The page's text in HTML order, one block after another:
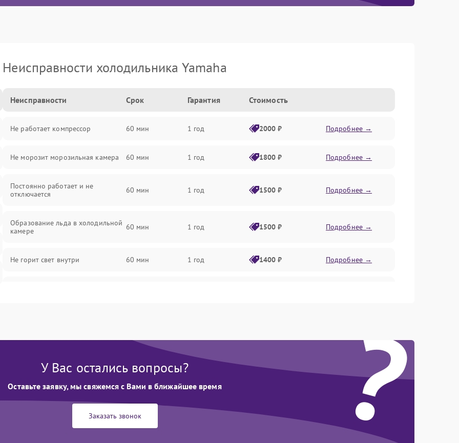
Неисправности холодильника Yamaha
Неисправности Срок Гарантия Стоимость
Не работает компрессор 60 мин 1 год 2000 ₽ Подробнее →
Не морозит морозильная камера 60 мин 1 год 1800 ₽ Подробнее →
Постоянно работает и не
отключается
60 мин 1 год 1500 ₽ Подробнее →
Образование льда в холодильной
камере
60 мин 1 год 1500 ₽ Подробнее →
Не горит свет внутри 60 мин 1 год 1400 ₽ Подробнее →
60 мин Подробнее →
Образование конденсата на
стенках
Подробнее →
Сбой в работе инвертора 1 год Подробнее →
?
У Вас остались вопросы?
Оставьте заявку, мы свяжемся с Вами в ближайшее время
Заказать звонок